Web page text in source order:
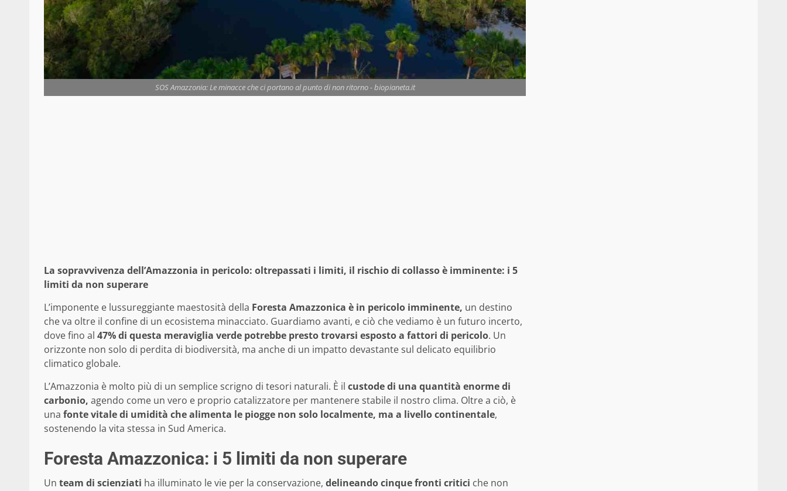
SOS Amazzonia: Le minacce che ci portano al punto di non ritorno - biopianeta.it
La sopravvivenza dell’Amazzonia in pericolo: oltrepassati i limiti, il rischio di collasso è imminente: i 5
limiti da non superare
L’imponente e lussureggiante maestosità della Foresta Amazzonica è in pericolo imminente, un destino
che va oltre il confine di un ecosistema minacciato. Guardiamo avanti, e ciò che vediamo è un futuro incerto,
dove fino al 47% di questa meraviglia verde potrebbe presto trovarsi esposto a fattori di pericolo. Un
orizzonte non solo di perdita di biodiversità, ma anche di un impatto devastante sul delicato equilibrio
climatico globale.
L’Amazzonia è molto più di un semplice scrigno di tesori naturali. È il custode di una quantità enorme di
carbonio, agendo come un vero e proprio catalizzatore per mantenere stabile il nostro clima. Oltre a ciò, è
una fonte vitale di umidità che alimenta le piogge non solo localmente, ma a livello continentale,
sostenendo la vita stessa in Sud America.
Foresta Amazzonica: i 5 limiti da non superare
Un team di scienziati ha illuminato le vie per la conservazione, delineando cinque fronti critici che non